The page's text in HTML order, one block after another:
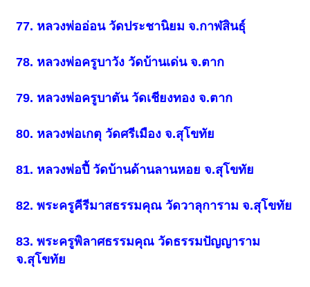
77. หลวงพ่ออ่อน วัดประชานิยม จ.กาฬสินธุ์
78. หลวงพ่อครูบาวัง วัดบ้านเด่น จ.ตาก
79. หลวงพ่อครูบาตัน วัดเชียงทอง จ.ตาก
80. หลวงพ่อเกตุ วัดศรีเมือง จ.สุโขทัย
81. หลวงพ่อปี้ วัดบ้านด้านลานหอย จ.สุโขทัย
82. พระครูคีรีมาสธรรมคุณ วัดวาลุการาม จ.สุโขทัย
83. พระครูพิลาศธรรมคุณ วัดธรรมปัญญาราม
จ.สุโขทัย